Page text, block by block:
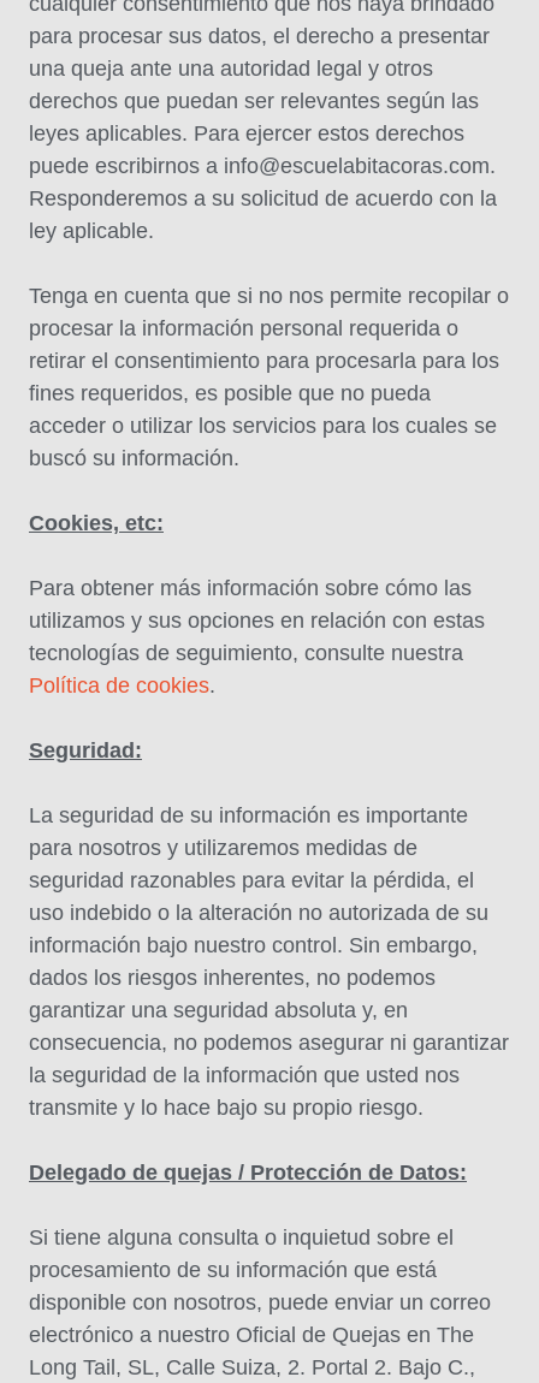
para procesar sus datos, el derecho a presentar
una queja ante una autoridad legal y otros
derechos que puedan ser relevantes según las
leyes aplicables. Para ejercer estos derechos
puede escribirnos a info@escuelabitacoras.com.
Responderemos a su solicitud de acuerdo con la
ley aplicable.
Tenga en cuenta que si no nos permite recopilar o
procesar la información personal requerida o
retirar el consentimiento para procesarla para los
fines requeridos, es posible que no pueda
acceder o utilizar los servicios para los cuales se
buscó su información.
Cookies, etc:
Para obtener más información sobre cómo las
utilizamos y sus opciones en relación con estas
tecnologías de seguimiento, consulte nuestra
Política de cookies.
Seguridad:
La seguridad de su información es importante
para nosotros y utilizaremos medidas de
seguridad razonables para evitar la pérdida, el
uso indebido o la alteración no autorizada de su
información bajo nuestro control. Sin embargo,
dados los riesgos inherentes, no podemos
garantizar una seguridad absoluta y, en
consecuencia, no podemos asegurar ni garantizar
la seguridad de la información que usted nos
transmite y lo hace bajo su propio riesgo.
Delegado de quejas / Protección de Datos:
Si tiene alguna consulta o inquietud sobre el
procesamiento de su información que está
disponible con nosotros, puede enviar un correo
electrónico a nuestro Oficial de Quejas en The
Long Tail, SL, Calle Suiza, 2. Portal 2. Bajo C.,